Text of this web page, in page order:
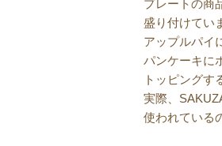
プレートの商
盛り付けてい
アップルパイ
パンケーキに
トッピングす
実際、
使われている